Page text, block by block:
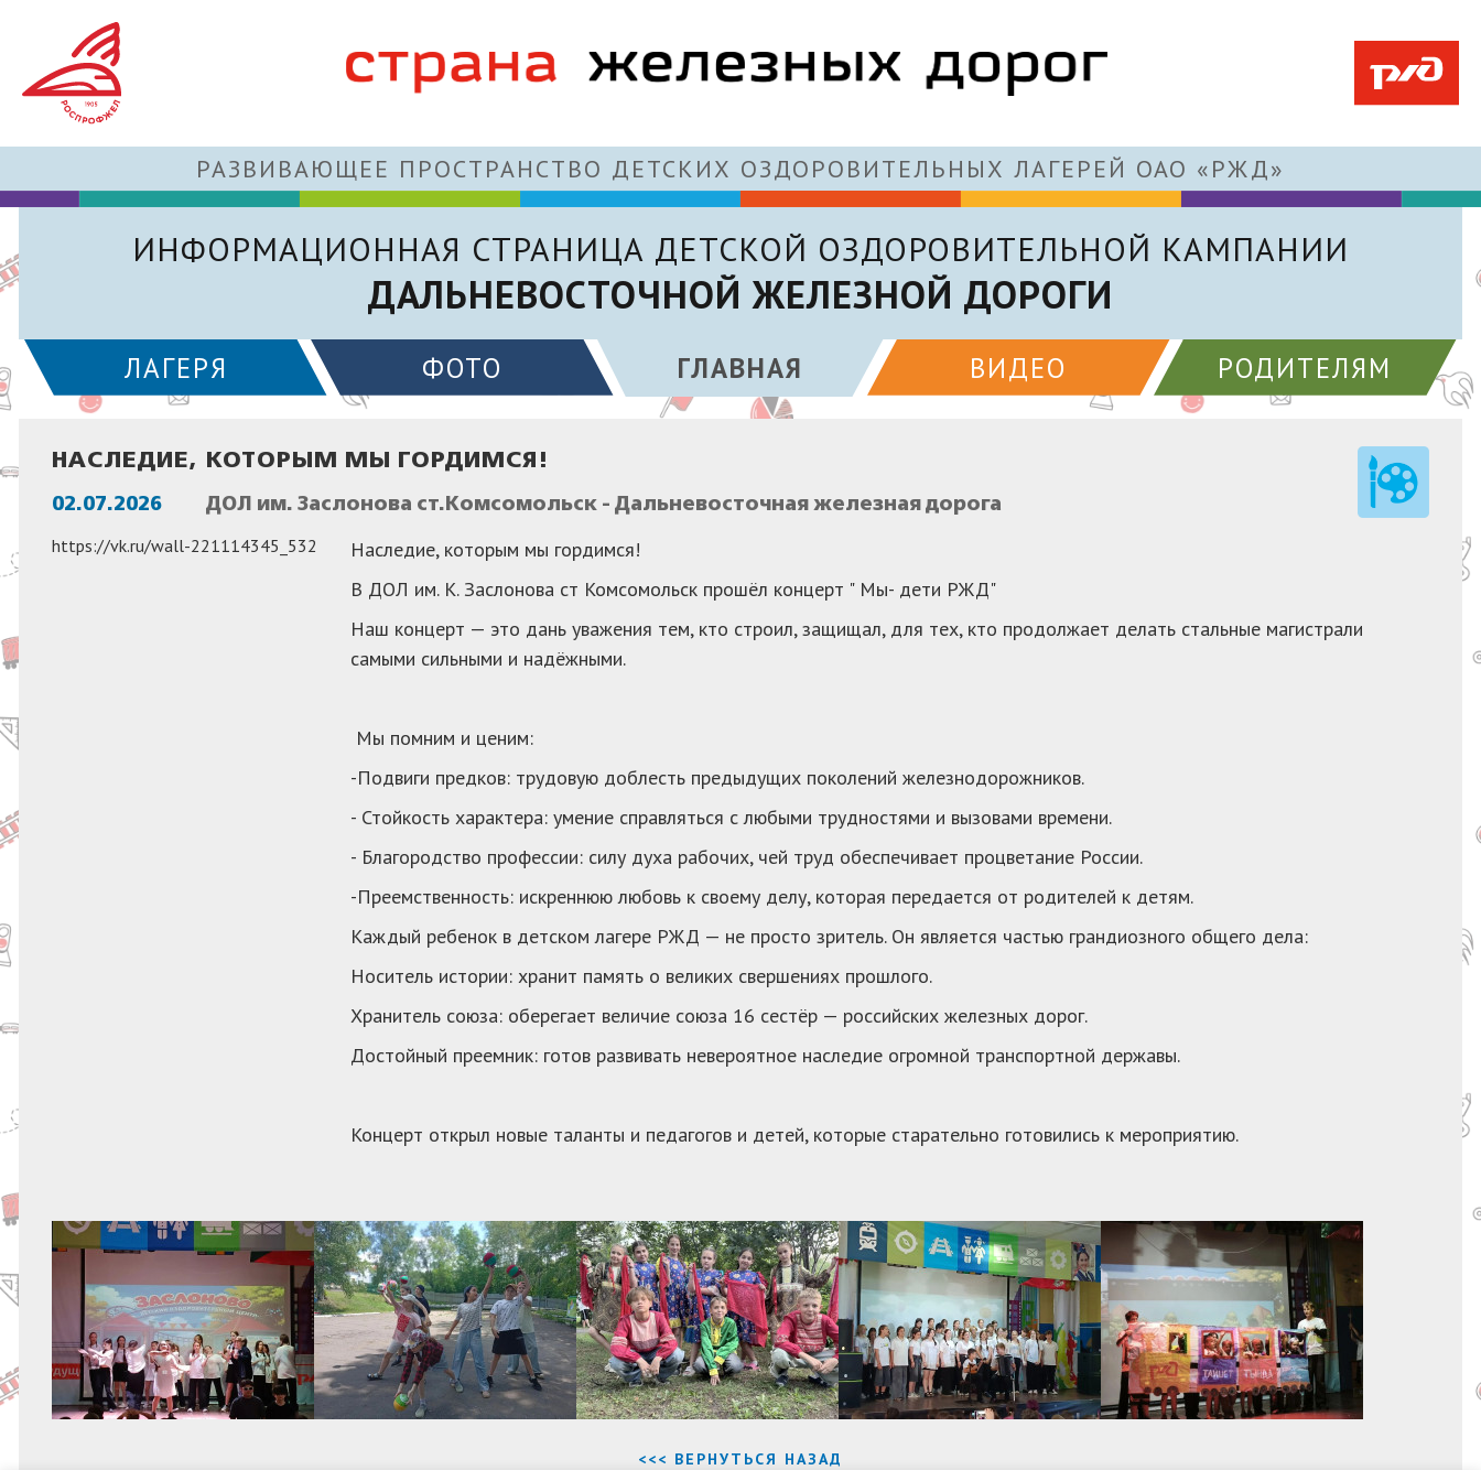
РАЗВИВАЮЩЕЕ ПРОСТРАНСТВО ДЕТСКИХ ОЗДОРОВИТЕЛЬНЫХ ЛАГЕРЕЙ ОАО «РЖД»
ИНФОРМАЦИОННАЯ СТРАНИЦА ДЕТСКОЙ ОЗДОРОВИТЕЛЬНОЙ КАМПАНИИ
ДАЛЬНЕВОСТОЧНОЙ ЖЕЛЕЗНОЙ ДОРОГИ
ЛАГЕРЯ ФОТО ГЛАВНАЯ ВИДЕО РОДИТЕЛЯМ
НАСЛЕДИЕ, КОТОРЫМ МЫ ГОРДИМСЯ!
02.07.2026 ДОЛ им. Заслонова ст.Комсомольск - Дальневосточная железная дорога
https://vk.ru/wall-221114345_532
Наследие, которым мы гордимся!
В ДОЛ им. К. Заслонова ст Комсомольск прошёл концерт " Мы- дети РЖД"
Наш концерт — это дань уважения тем, кто строил, защищал, для тех, кто продолжает делать стальные магистрали
самыми сильными и надёжными.
Мы помним и ценим:
-Подвиги предков: трудовую доблесть предыдущих поколений железнодорожников.
- Стойкость характера: умение справляться с любыми трудностями и вызовами времени.
- Благородство профессии: силу духа рабочих, чей труд обеспечивает процветание России.
-Преемственность: искреннюю любовь к своему делу, которая передается от родителей к детям.
Каждый ребенок в детском лагере РЖД — не просто зритель. Он является частью грандиозного общего дела:
Носитель истории: хранит память о великих свершениях прошлого.
Хранитель союза: оберегает величие союза 16 сестёр — российских железных дорог.
Достойный преемник: готов развивать невероятное наследие огромной транспортной державы.
Концерт открыл новые таланты и педагогов и детей, которые старательно готовились к мероприятию.
<<< ВЕРНУТЬСЯ НАЗАД